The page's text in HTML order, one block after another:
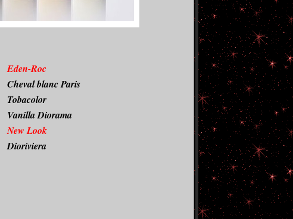
Eden-Roc
Cheval blanc Paris
Tobacolor
Vanilla Diorama
New Look
Dioriviera